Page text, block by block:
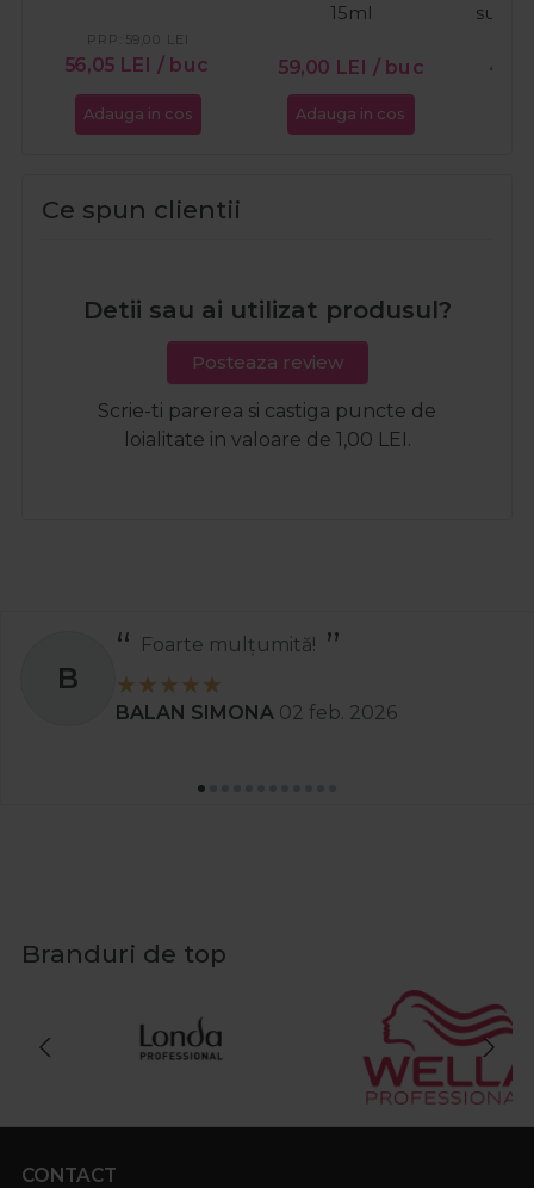
56,05 LEI / buc
PRP: 59,00 LEI
Adauga in cos
15ml
59,00 LEI / buc
Adauga in cos
Ce spun clientii
Detii sau ai utilizat produsul?
Posteaza review
Scrie-ti parerea si castiga puncte de
loialitate in valoare de 1,00 LEI.
B
Foarte mulțumită!
BALAN SIMONA 02 feb. 2026
Branduri de top
CONTACT